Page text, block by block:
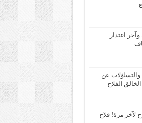
اعتذار
عن
الفلاح
والفرح لآخر مرة! فلاح